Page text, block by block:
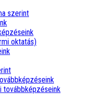
szerint
oktatás)
továbbképzéseink